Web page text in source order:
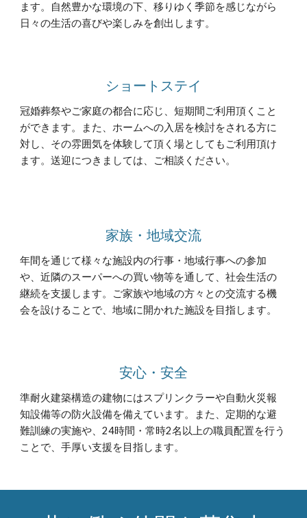
ます。自然豊かな環境の下、移りゆく季節を感じながら
日々の生活の喜びや楽しみを創出します。
ショートステイ
冠婚葬祭やご家庭の都合に応じ、短期間ご利用頂くこと
ができます。また、ホームへの入居を検討をされる方に
対し、その雰囲気を体験して頂く場としてもご利用頂け
ます。送迎につきましては、ご相談ください。
家族・地域交流
年間を通じて様々な施設内の行事・地域行事への参加
や、近隣のスーパーへの買い物等を通して、社会生活の
継続を支援します。ご家族や地域の方々との交流する機
会を設けることで、地域に開かれた施設を目指します。
安心・安全
準耐火建築構造の建物にはスプリンクラーや自動火災報
知設備等の防火設備を備えています。また、定期的な避
難訓練の実施や、24時間・常時2名以上の職員配置を行う
ことで、手厚い支援を目指します。